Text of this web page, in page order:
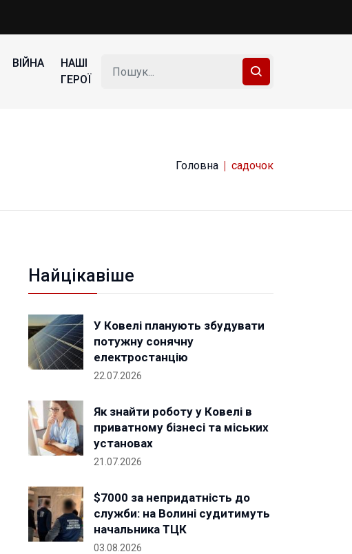
ВІЙНА
НАШІ
ГЕРОЇ
Головна садочок
Найцікавіше
У Ковелі планують збудувати
потужну сонячну
електростанцію
22.07.2026
Як знайти роботу у Ковелі в
приватному бізнесі та міських
установах
21.07.2026
$7000 за непридатність до
служби: на Волині судитимуть
начальника ТЦК
03.08.2026